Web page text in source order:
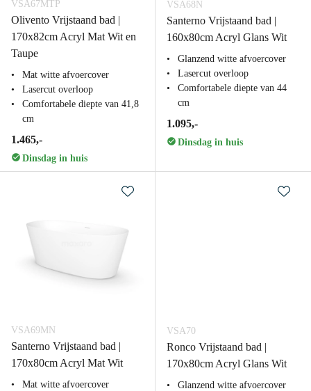
VSA67MTP
Olivento Vrijstaand bad |
170x82cm Acryl Mat Wit en
Taupe
Mat witte afvoercover
Lasercut overloop
Comfortabele diepte van 41,8
cm
1.465,-
Dinsdag in huis
VSA68N
Santerno Vrijstaand bad |
160x80cm Acryl Glans Wit
Glanzend witte afvoercover
Lasercut overloop
Comfortabele diepte van 44
cm
1.095,-
Dinsdag in huis
VSA69MN
Santerno Vrijstaand bad |
170x80cm Acryl Mat Wit
Mat witte afvoercover
VSA70
Ronco Vrijstaand bad |
170x80cm Acryl Glans Wit
Glanzend witte afvoercover